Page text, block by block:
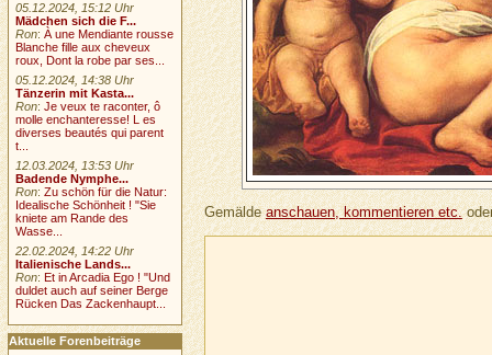
Gemäldeanschauen, kommentieren etc.
05.12.2024, 15:12 Uhr
Mädchen sich die F...
Ron:À une Mendiante rousse
Blanche fille aux cheveux
roux, Dont la robe par ses...
05.12.2024, 14:38 Uhr
Tänzerin mit Kasta...
Ron:Je veux te raconter, ô
molle enchanteresse! L es
diverses beautés qui parent
t...
12.03.2024, 13:53 Uhr
Badende Nymphe...
Ron:Zu schön für die Natur:
Idealische Schönheit ! "Sie
kniete am Rande des
Wasse...
22.02.2024, 14:22 Uhr
Italienische Lands...
Ron:Et in Arcadia Ego ! "Und
duldet auch auf seiner Berge
Rücken Das Zackenhaupt...
Aktuelle Forenbeiträge